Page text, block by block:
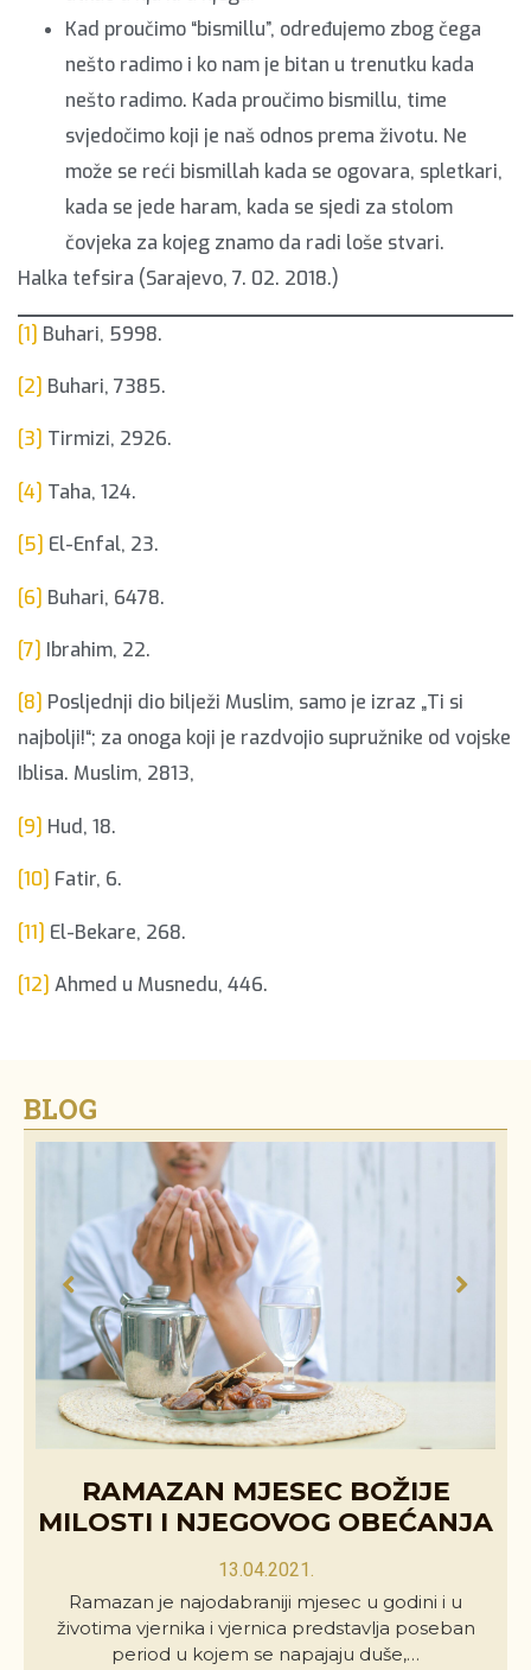
Kad proučimo “bismillu”, određujemo zbog čega
nešto radimo i ko nam je bitan u trenutku kada
nešto radimo. Kada proučimo bismillu, time
svjedočimo koji je naš odnos prema životu. Ne
može se reći bismillah kada se ogovara, spletkari,
kada se jede haram, kada se sjedi za stolom
čovjeka za kojeg znamo da radi loše stvari.
Halka tefsira (Sarajevo, 7. 02. 2018.)
[1] Buhari, 5998.
[2] Buhari, 7385.
[3] Tirmizi, 2926.
[4] Taha, 124.
[5] El-Enfal, 23.
[6] Buhari, 6478.
[7] Ibrahim, 22.
[8] Posljednji dio bilježi Muslim, samo je izraz „Ti si
najbolji!“; za onoga koji je razdvojio supružnike od vojske
Iblisa. Muslim, 2813,
[9] Hud, 18.
[10] Fatir, 6.
[11] El-Bekare, 268.
[12] Ahmed u Musnedu, 446.
BLOG
RAMAZAN MJESEC BOŽIJE
MILOSTI I NJEGOVOG OBEĆANJA
13.04.2021.
Ramazan je najodabraniji mjesec u godini i u
životima vjernika i vjernica predstavlja poseban
period u kojem se napajaju duše,…